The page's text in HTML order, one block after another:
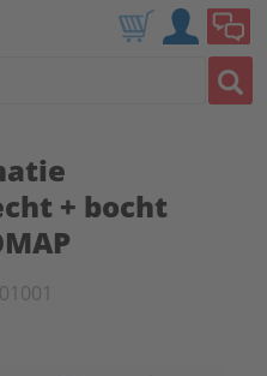
+ bocht